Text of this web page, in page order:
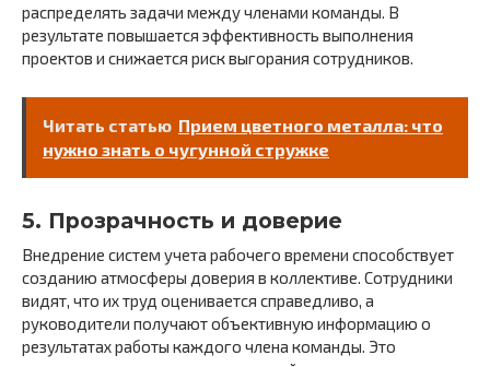
распределять задачи между членами команды. В
результате повышается эффективность выполнения
проектов и снижается риск выгорания сотрудников.
Читать статью Прием цветного металла: что
нужно знать о чугунной стружке
5. Прозрачность и доверие
Внедрение систем учета рабочего времени способствует
созданию атмосферы доверия в коллективе. Сотрудники
видят, что их труд оценивается справедливо, а
руководители получают объективную информацию о
результатах работы каждого члена команды. Это